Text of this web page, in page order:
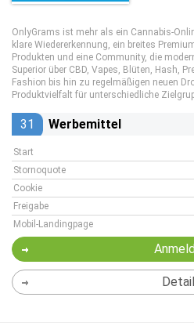
OnlyGrams ist mehr als ein Cannabis-
klare Wiedererkennung, ein breites
Produkten und eine Community, die
Superior über CBD, Vapes, Blüten, Hash,
Fashion bis hin zu regelmäßigen neuen
Produktvielfalt für unterschiedliche
31 Werbemittel
Start
Stornoquote
Cookie
Freigabe
Mobil-Landingpage